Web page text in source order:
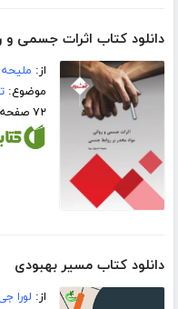
دانلود کتاب اثرات جسمی و
از: ملیحه
موضوع:
۷۲ صفحه
دانلود کتاب مسیر بهبودی
از: لورا